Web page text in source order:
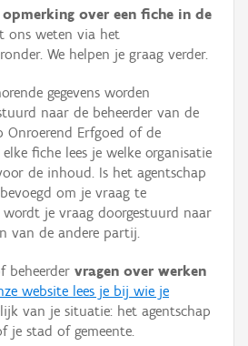
over een fiche in de
ons weten via het
We helpen je graag verder.
gegevens worden
naar de beheerder van de
Onroerend Erfgoed of de
fiche lees je welke organisatie
de inhoud. Is het agentschap
om je vraag te
je vraag doorgestuurd naar
van de andere partij.
beheerder vragen over werken
website lees je bij wie je
van je situatie: het agentschap
je stad of gemeente.